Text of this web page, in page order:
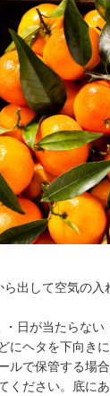
出して空気の入
日が当たらない
にヘタを下向き
ルで保管する場
ください。底に